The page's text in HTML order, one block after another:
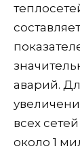
аварий.
всех
около 1